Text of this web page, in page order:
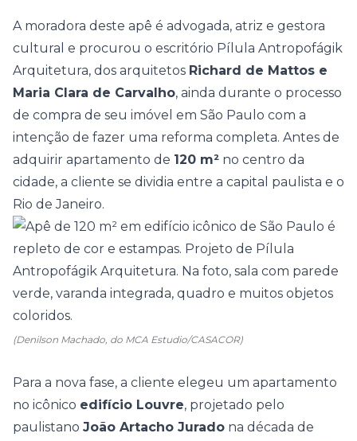
A moradora deste apê é advogada, atriz e gestora
cultural e procurou o escritório Pílula Antropofágik
Arquitetura, dos arquitetos Richard de Mattos e
Maria Clara de Carvalho, ainda durante o processo
de compra de seu imóvel em São Paulo com a
intenção de fazer uma reforma completa. Antes de
adquirir apartamento de 120 m² no centro da
cidade, a cliente se dividia entre a capital paulista e o
Rio de Janeiro.
(Denilson Machado, do MCA Estudio/CASACOR)
Para a nova fase, a cliente elegeu um apartamento
no icônico edifício Louvre, projetado pelo
paulistano João Artacho Jurado na década de